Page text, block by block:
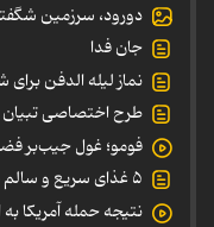
دورود، سرزمین
جان فدا
نماز لیله الدفن
طرح اختصاصی
فومو؛ غول جیب‌بر
۵ غذای سریع و سالم برای طبیعت‌گردی
نتیجه حمله آمریکا